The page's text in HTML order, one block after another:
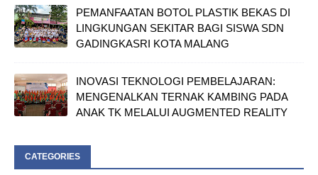
PEMANFAATAN BOTOL PLASTIK BEKAS DI
LINGKUNGAN SEKITAR BAGI SISWA SDN
GADINGKASRI KOTA MALANG
INOVASI TEKNOLOGI PEMBELAJARAN:
MENGENALKAN TERNAK KAMBING PADA
ANAK TK MELALUI AUGMENTED REALITY
CATEGORIES